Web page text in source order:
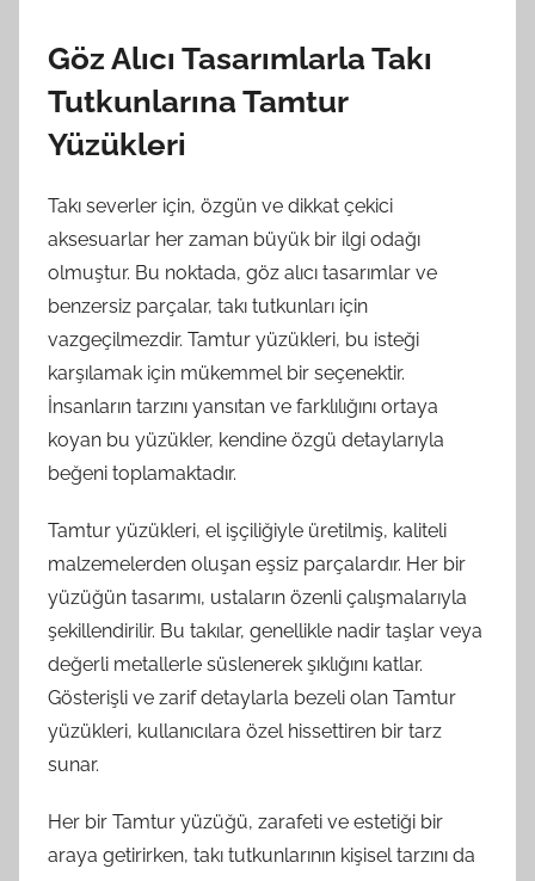
Göz Alıcı Tasarımlarla Takı
Tutkunlarına Tamtur
Yüzükleri
Takı severler için, özgün ve dikkat çekici
aksesuarlar her zaman büyük bir ilgi odağı
olmuştur. Bu noktada, göz alıcı tasarımlar ve
benzersiz parçalar, takı tutkunları için
vazgeçilmezdir. Tamtur yüzükleri, bu isteği
karşılamak için mükemmel bir seçenektir.
İnsanların tarzını yansıtan ve farklılığını ortaya
koyan bu yüzükler, kendine özgü detaylarıyla
beğeni toplamaktadır.
Tamtur yüzükleri, el işçiliğiyle üretilmiş, kaliteli
malzemelerden oluşan eşsiz parçalardır. Her bir
yüzüğün tasarımı, ustaların özenli çalışmalarıyla
şekillendirilir. Bu takılar, genellikle nadir taşlar veya
değerli metallerle süslenerek şıklığını katlar.
Gösterişli ve zarif detaylarla bezeli olan Tamtur
yüzükleri, kullanıcılara özel hissettiren bir tarz
sunar.
Her bir Tamtur yüzüğü, zarafeti ve estetiği bir
araya getirirken, takı tutkunlarının kişisel tarzını da